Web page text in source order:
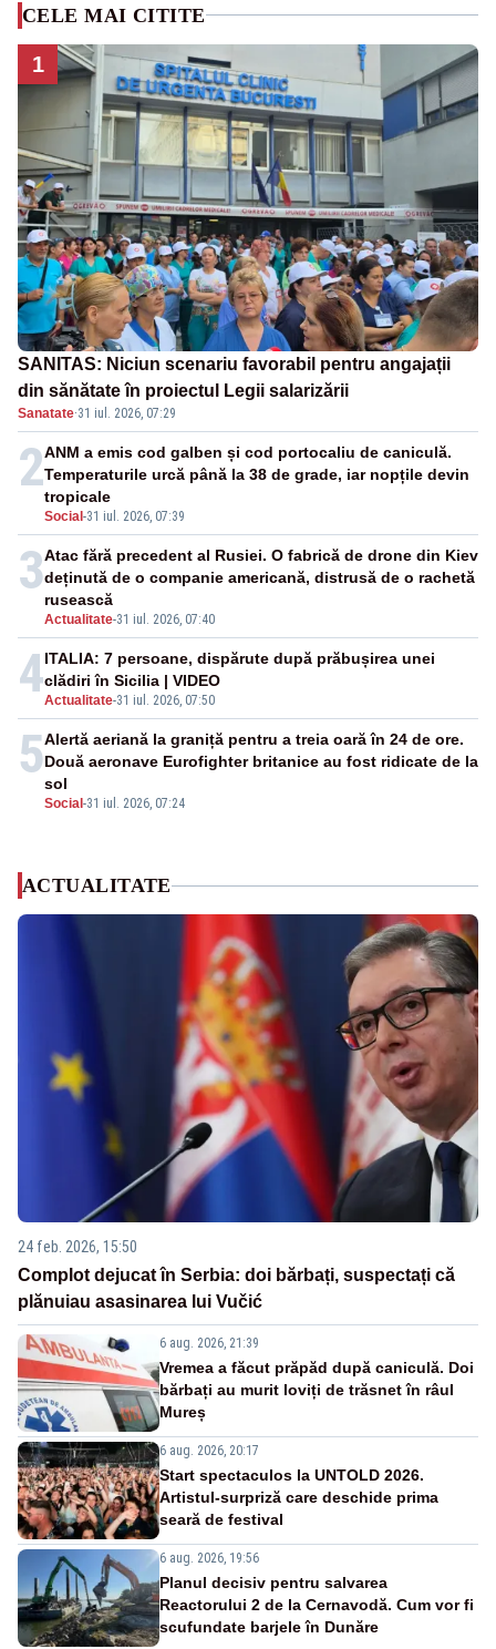
CELE MAI CITITE
1
SANITAS: Niciun scenariu favorabil pentru angajații
din sănătate în proiectul Legii salarizării
Sanatate·31 iul. 2026, 07:29
2
Social -31 iul. 2026, 07:39
ANM a emis cod galben și cod portocaliu de caniculă.
Temperaturile urcă până la 38 de grade, iar nopțile devin
tropicale
3
Actualitate-31 iul. 2026, 07:40
Atac fără precedent al Rusiei. O fabrică de drone din Kiev
deținută de o companie americană, distrusă de o rachetă
rusească
4Actualitate-31 iul. 2026, 07:50
ITALIA: 7 persoane, dispărute după prăbușirea unei
clădiri în Sicilia | VIDEO
5
Social -31 iul. 2026, 07:24
Alertă aeriană la graniță pentru a treia oară în 24 de ore.
Două aeronave Eurofighter britanice au fost ridicate de la
sol
ACTUALITATE
24 feb. 2026, 15:50
Complot dejucat în Serbia: doi bărbați, suspectați că
plănuiau asasinarea lui Vučić
6 aug. 2026, 21:39
Vremea a făcut prăpăd după caniculă. Doi
bărbați au murit loviți de trăsnet în râul
Mureș
6 aug. 2026, 20:17
Start spectaculos la UNTOLD 2026.
Artistul-surpriză care deschide prima
seară de festival
6 aug. 2026, 19:56
Planul decisiv pentru salvarea
Reactorului 2 de la Cernavodă. Cum vor fi
scufundate barjele în Dunăre